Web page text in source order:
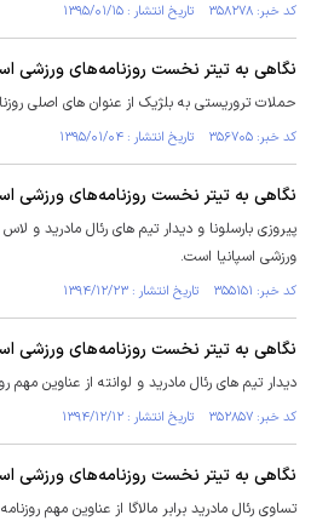
کد خبر: ۳۵۸۲۷۸ تاریخ انتشار : ۱۳۹۵/۰۱/۱۵
نگاهی به تیتر نخست روزنامه‌های ورزشی
حملات تروریستی به بلژیک از عنوان های اصلی
کد خبر: ۳۵۶۷۰۵ تاریخ انتشار : ۱۳۹۵/۰۱/۰۴
نگاهی به تیتر نخست روزنامه‌های ورزشی
پیروزی بارسلونا و دیدار تیم های رئال مادرید و
ورزشی اسپانیا است.
کد خبر: ۳۵۵۱۵۱ تاریخ انتشار : ۱۳۹۴/۱۲/۲۳
نگاهی به تیتر نخست روزنامه‌های ورزشی
دیدار تیم های رئال مادرید و لوانته از عناوین مهم
کد خبر: ۳۵۲۸۵۷ تاریخ انتشار : ۱۳۹۴/۱۲/۱۲
نگاهی به تیتر نخست روزنامه‌های ورزشی
تساوی رئال مادرید برابر مالاگا از عناوین مهم